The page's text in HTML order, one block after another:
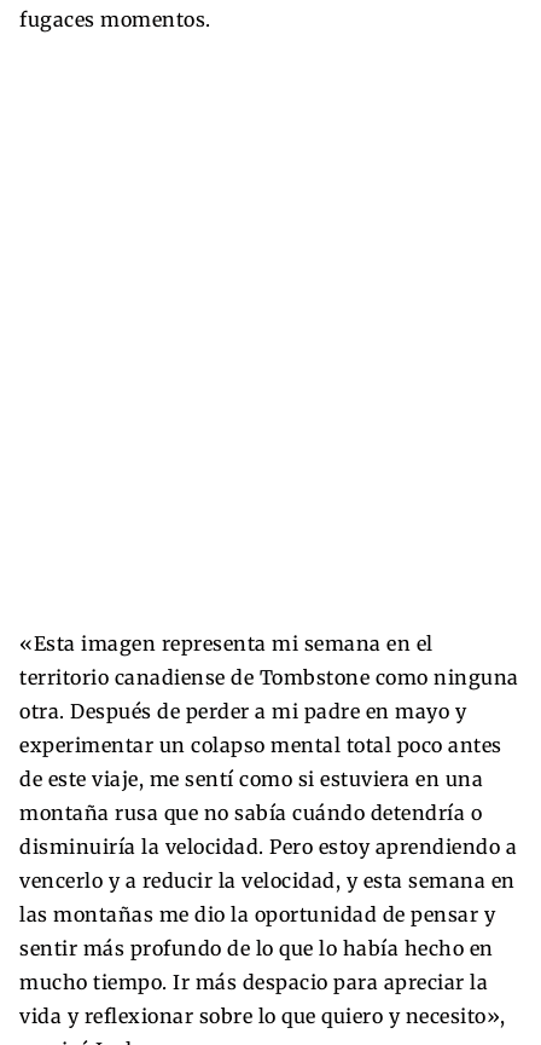
fugaces momentos.
«Esta imagen representa mi semana en el
territorio canadiense de Tombstone como ninguna
otra. Después de perder a mi padre en mayo y
experimentar un colapso mental total poco antes
de este viaje, me sentí como si estuviera en una
montaña rusa que no sabía cuándo detendría o
disminuiría la velocidad. Pero estoy aprendiendo a
vencerlo y a reducir la velocidad, y esta semana en
las montañas me dio la oportunidad de pensar y
sentir más profundo de lo que lo había hecho en
mucho tiempo. Ir más despacio para apreciar la
vida y reflexionar sobre lo que quiero y necesito»,